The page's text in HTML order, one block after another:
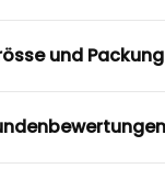
und Packung